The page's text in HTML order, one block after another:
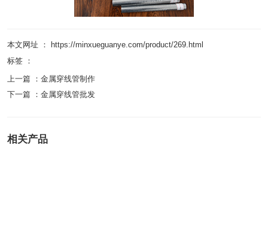
本文网址 ： https://minxueguanye.com/product/269.html
标签 ：
上一篇 ： 金属穿线管制作
下一篇 ： 金属穿线管批发
相关产品